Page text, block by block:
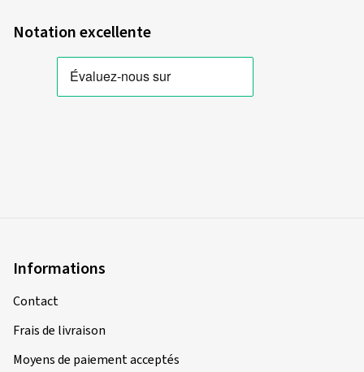
Notation excellente
Informations
Contact
Frais de livraison
Moyens de paiement acceptés